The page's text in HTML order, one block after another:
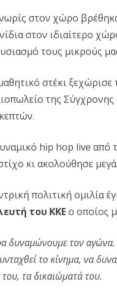
στον χώρο
στον ιδιαίτερο
τους μικρούς
στέκι ξεχώρισε
της
hip hop live από
κι ακολούθησε
πολιτική ομιλία
του ΚΚΕο οποίος
δυναμώνουμε τον αγώνα.
το κίνημα, να
του, τα δικαιώματά του.